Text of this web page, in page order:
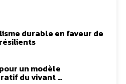
durable en faveur de
un modèle
du vivant …